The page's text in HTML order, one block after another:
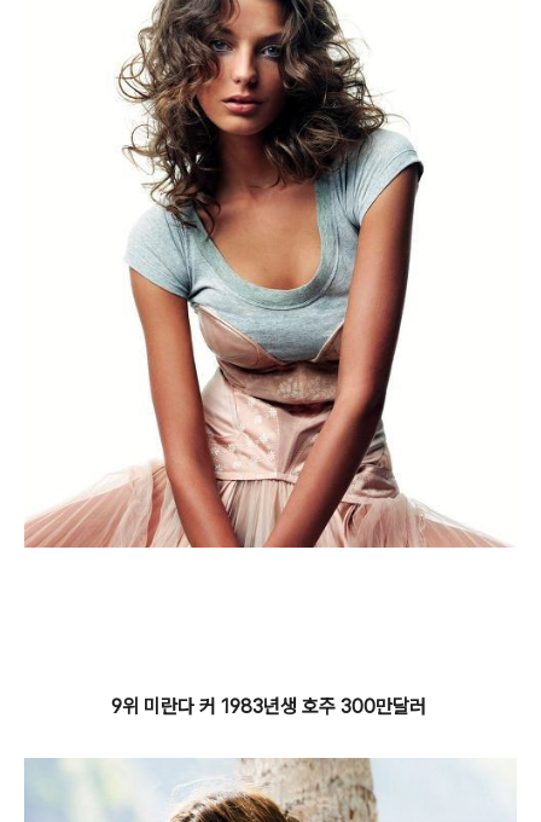
9위 미란다 커 1983년생 호주 300만달러